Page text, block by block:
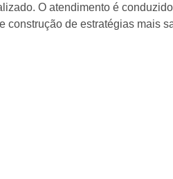
O atendimento é
de estratégias mais